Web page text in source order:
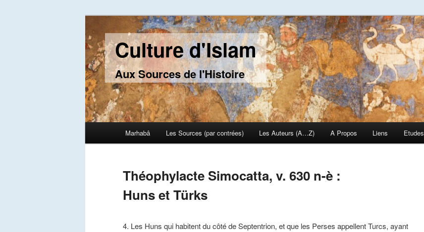
Culture d'Islam
Aux Sources de l'Histoire
Skip to primary content
Skip to secondary content
Marhabâ Les Sources (par contrées) Les Auteurs (A…Z) A Propos Liens Etudes
Théophylacte Simocatta, v. 630 n-è :
Huns et Türks
4. Les Huns qui habitent du côté de Septentrion, et que les Perses appellent Turcs, ayant